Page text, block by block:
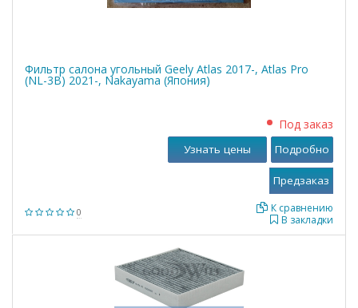
Фильтр салона угольный Geely Atlas 2017-, Atlas Pro
(NL-3B) 2021-, Nakayama (Япония)
0
Под заказ
В закладки
К сравнению
Узнать цены Подробно